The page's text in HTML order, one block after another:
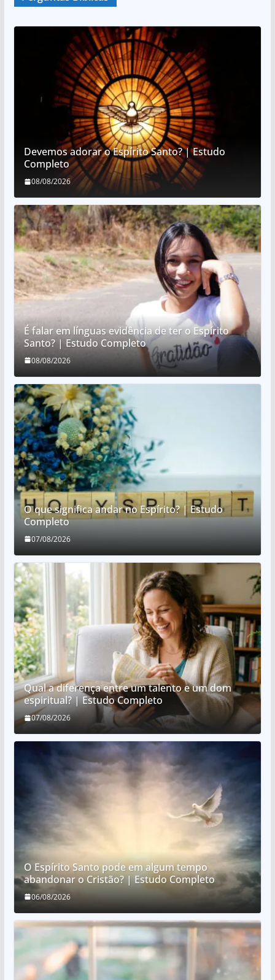
Devemos adorar o Espírito Santo? | Estudo
Completo
08/08/2026
É falar em línguas evidência de ter o Espírito
Santo? | Estudo Completo
08/08/2026
O que significa andar no Espírito? | Estudo
Completo
07/08/2026
Qual a diferença entre um talento e um dom
espiritual? | Estudo Completo
07/08/2026
O Espírito Santo pode em algum tempo
abandonar o Cristão? | Estudo Completo
06/08/2026